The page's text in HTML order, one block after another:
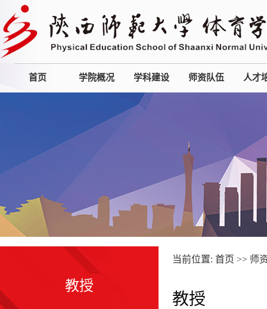
首页 学院概况 学科建设 师资队伍 人才
教授
当前位置: 首页 >> 师
教授